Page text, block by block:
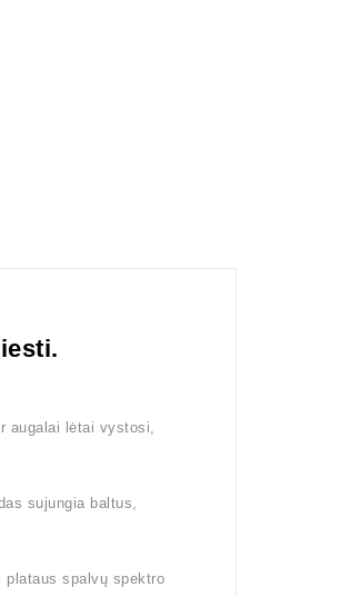
augalai lėtai vystosi,
sujungia baltus,
plataus spalvų spektro